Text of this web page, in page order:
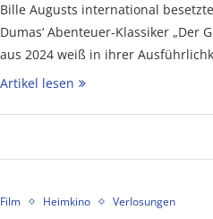
Bille Augusts international
Dumas‘ Abenteuer-Klassiker „Der
aus 2024 weiß in ihrer
Artikel lesen
Film Heimkino Verlosungen